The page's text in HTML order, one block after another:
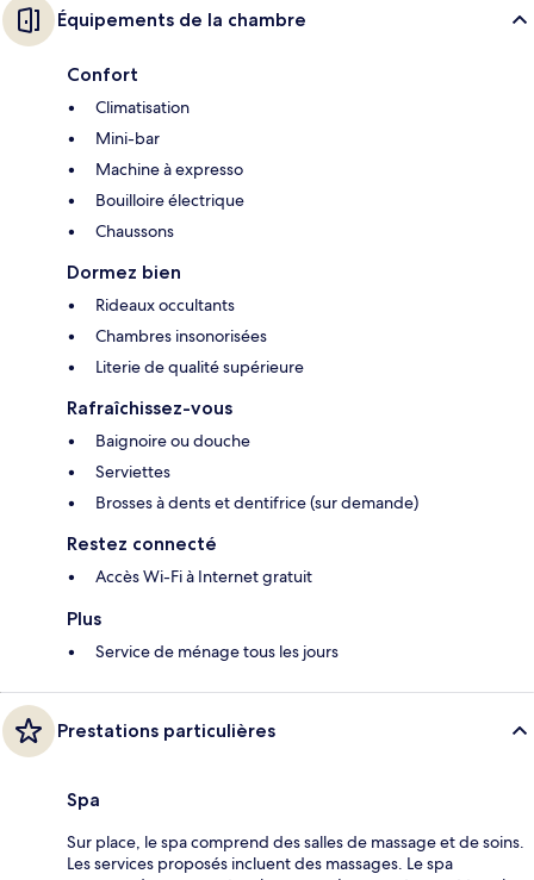
Équipements de la chambre
Confort
Climatisation
Mini-bar
Machine à expresso
Bouilloire électrique
Chaussons
Dormez bien
Rideaux occultants
Chambres insonorisées
Literie de qualité supérieure
Rafraîchissez-vous
Baignoire ou douche
Serviettes
Brosses à dents et dentifrice (sur demande)
Restez connecté
Accès Wi-Fi à Internet gratuit
Plus
Service de ménage tous les jours
Prestations particulières
Spa
Sur place, le spa comprend des salles de massage et de soins.
Les services proposés incluent des massages. Le spa